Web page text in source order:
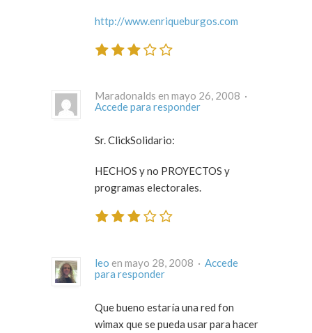
http://www.enriqueburgos.com
Maradonalds en mayo 26, 2008 ·
Accede para responder
Sr. ClickSolidario:
HECHOS y no PROYECTOS y
programas electorales.
leo en mayo 28, 2008 · Accede
para responder
Que bueno estaría una red fon
wimax que se pueda usar para hacer